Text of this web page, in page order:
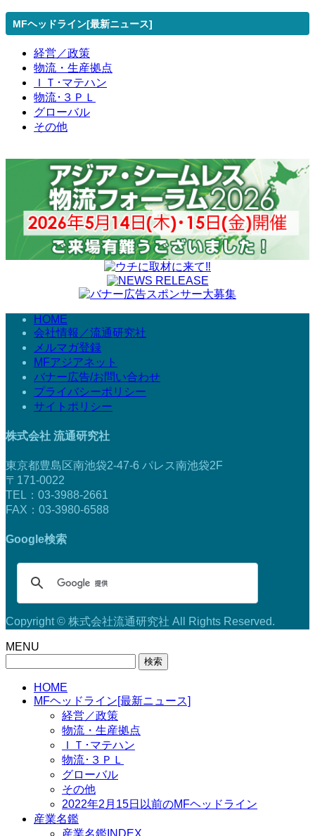
MFヘッドライン[最新ニュース]
経営／政策
物流・生産拠点
ＩＴ･マテハン
物流･３ＰＬ
グローバル
その他
HOME
会社情報／流通研究社
メルマガ登録
MFアジアネット
バナー広告/お問い合わせ
プライバシーポリシー
サイトポリシー
株式会社 流通研究社
東京都豊島区南池袋2-47-6 パレス南池袋2F
〒171-0022
TEL：03-3988-2661
FAX：03-3980-6588
Google検索
Copyright © 株式会社流通研究社 All Rights Reserved.
MENU
HOME
MFヘッドライン[最新ニュース]
経営／政策
物流・生産拠点
ＩＴ･マテハン
物流･３ＰＬ
グローバル
その他
2022年2月15日以前のMFヘッドライン
産業名鑑
産業名鑑INDEX